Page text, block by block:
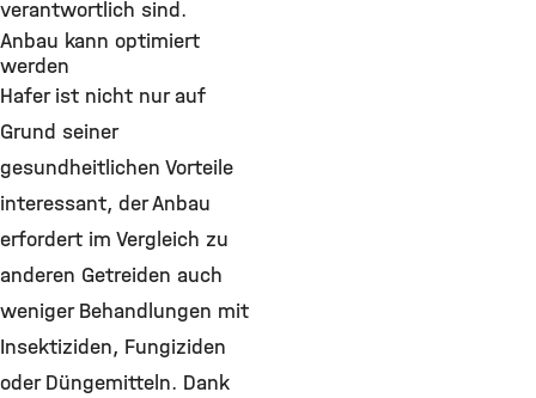
verantwortlich sind.
Anbau kann optimiert
werden
Hafer ist nicht nur auf
Grund seiner
gesundheitlichen Vorteile
interessant, der Anbau
erfordert im Vergleich zu
anderen Getreiden auch
weniger Behandlungen mit
Insektiziden, Fungiziden
oder Düngemitteln. Dank